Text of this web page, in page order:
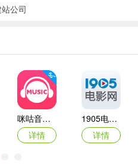
版的多
公司
咪咕音乐ipad版
详情
1905电影网iOS版
详情